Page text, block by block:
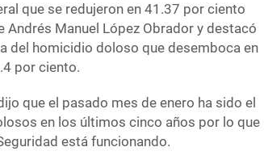
que se redujeron en 41.37 por ciento
Manuel López Obrador y destacó
del homicidio doloso que desemboca en
por ciento.
que el pasado mes de enero ha sido el
en los últimos cinco años por lo que
está funcionando.